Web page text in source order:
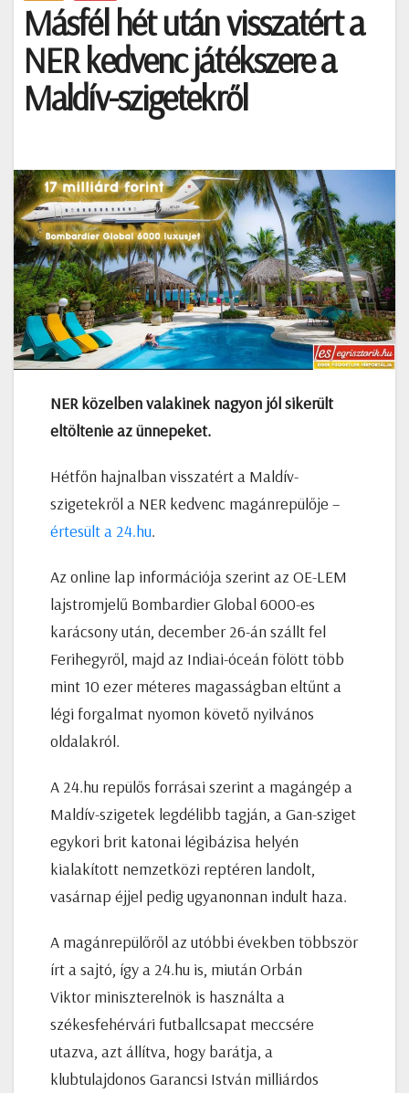
Másfél hét után visszatért a
NER kedvenc játékszere a
Maldív-szigetekről
NER közelben valakinek nagyon jól sikerült
eltöltenie az ünnepeket.
Hétfőn hajnalban visszatért a Maldív-
szigetekről a NER kedvenc magánrepülője –
értesült a 24.hu.
Az online lap információja szerint az OE-LEM
lajstromjelű Bombardier Global 6000-es
karácsony után, december 26-án szállt fel
Ferihegyről, majd az Indiai-óceán fölött több
mint 10 ezer méteres magasságban eltűnt a
légi forgalmat nyomon követő nyilvános
oldalakról.
A 24.hu repülős forrásai szerint a magángép a
Maldív-szigetek legdélibb tagján, a Gan-sziget
egykori brit katonai légibázisa helyén
kialakított nemzetközi reptéren landolt,
vasárnap éjjel pedig ugyanonnan indult haza.
A magánrepülőről az utóbbi években többször
írt a sajtó, így a 24.hu is, miután Orbán
Viktor miniszterelnök is használta a
székesfehérvári futballcsapat meccsére
utazva, azt állítva, hogy barátja, a
klubtulajdonos Garancsi István milliárdos